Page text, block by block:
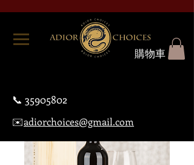
購物車
📞 35905802
✉️adiorchoices@gmail.com